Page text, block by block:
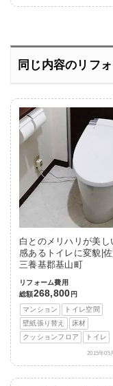
同じ内容のリフ
白とのメリハリが美し
感あるトイレに変貌|
三養基郡基山町
リフォーム費用
総額268,800 円
マンション
トイレ空間
壁紙張り替え
床材
クッションフロア
トイレ
2015年05